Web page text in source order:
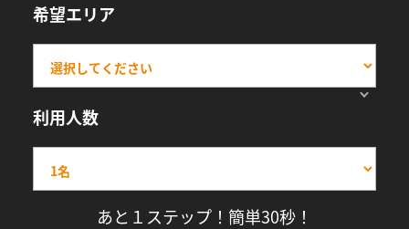
希望エリア
利用人数
あと１ステップ！簡単30秒！